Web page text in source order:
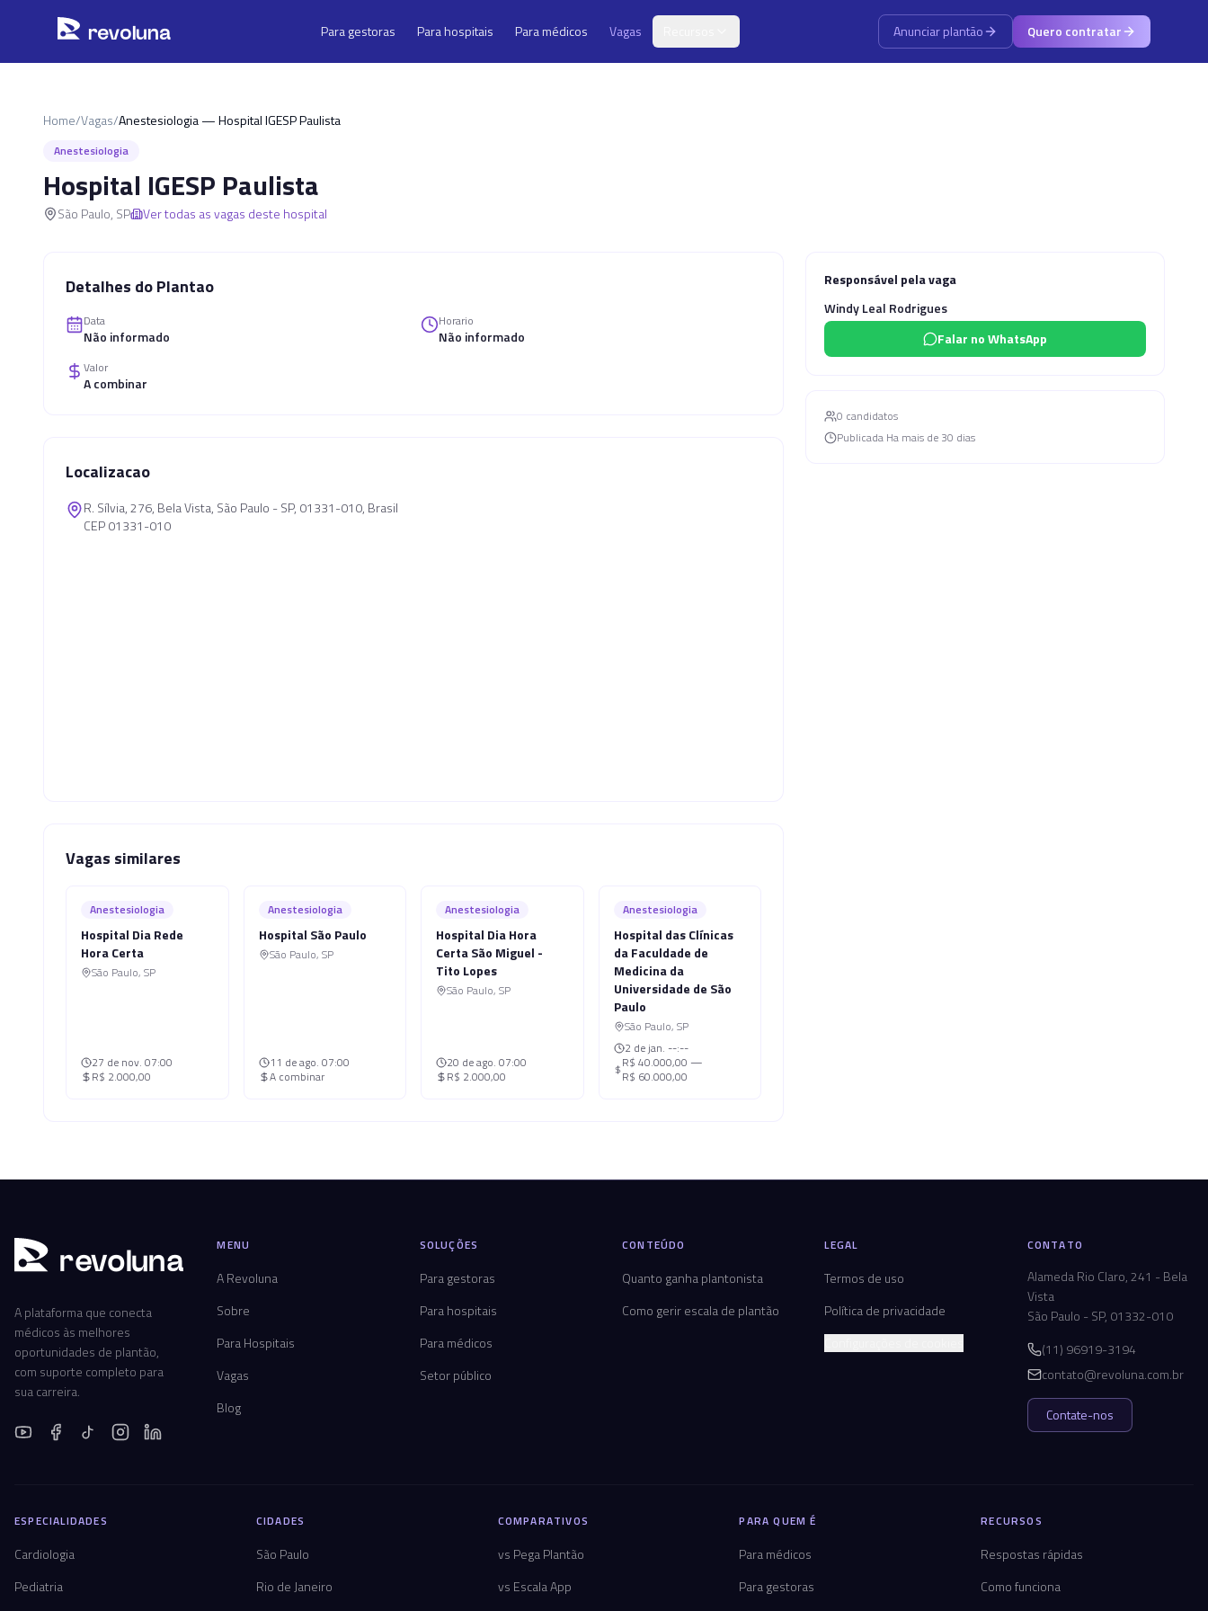
revoluna Para gestoras Para hospitais Para médicos Vagas Anunciar plantão Quero contratar
Home/Vagas/Anestesiologia — Hospital IGESP Paulista
Anestesiologia
Hospital IGESP Paulista
São Paulo, SP Ver todas as vagas deste hospital
Detalhes do Plantao
Data
Não informado
Horario
Não informado
Valor
A combinar
Localizacao
R. Sílvia, 276, Bela Vista, São Paulo - SP, 01331-010, Brasil
CEP 01331-010
Vagas similares
Anestesiologia
Hospital Dia Rede
Hora Certa
São Paulo, SP
27 de nov. 07:00
R$ 2.000,00
Anestesiologia
Hospital São Paulo
São Paulo, SP
11 de ago. 07:00
A combinar
Anestesiologia
Hospital Dia Hora
Certa São Miguel -
Tito Lopes
São Paulo, SP
20 de ago. 07:00
R$ 2.000,00
Anestesiologia
Hospital das Clínicas
da Faculdade de
Medicina da
Universidade de São
Paulo
São Paulo, SP
2 de jan. --:--
R$ 40.000,00 —
R$ 60.000,00
Responsável pela vaga
Windy Leal Rodrigues
Falar no WhatsApp
0 candidatos
Publicada Ha mais de 30 dias
revoluna
A plataforma que conecta
médicos às melhores
oportunidades de plantão,
com suporte completo para
sua carreira.
MENU
A Revoluna
Sobre
Para Hospitais
Vagas
Blog
SOLUÇÕES
Para gestoras
Para hospitais
Para médicos
Setor público
CONTEÚDO
Quanto ganha plantonista
Como gerir escala de plantão
LEGAL
Termos de uso
Política de privacidade
CONTATO
Alameda Rio Claro, 241 - Bela
Vista
São Paulo - SP, 01332-010
(11) 96919-3194
contato@revoluna.com.br
Contate-nos
ESPECIALIDADES
Cardiologia
Pediatria
CIDADES
São Paulo
Rio de Janeiro
COMPARATIVOS
vs Pega Plantão
vs Escala App
PARA QUEM É
Para médicos
Para gestoras
RECURSOS
Respostas rápidas
Como funciona